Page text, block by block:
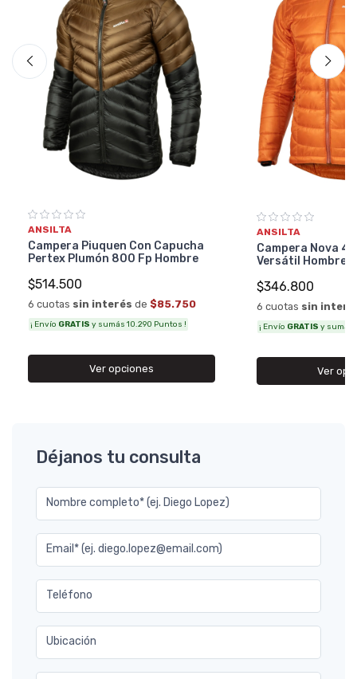
ANSILTA
Campera Piuquen Con Capucha
Pertex Plumón 800 Fp Hombre
$514.500
6 cuotas sin interés de $85.750
¡ Envío GRATIS y sumás 10.290 Puntos !
Ver opciones
ANSILTA
Campera Nova
Versátil Hombre
$346.800
6 cuotas sin
¡ Envío GRATIS y sumás
Ver
Déjanos tu consulta
Nombre completo* (ej. Diego Lopez)
Email* (ej. diego.lopez@email.com)
Teléfono
Ubicación